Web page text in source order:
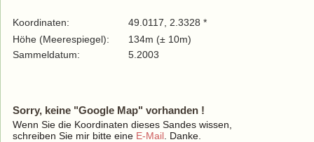
Koordinaten:
49.0117, 2.3328 *
Höhe (Meerespiegel):
134m (± 10m)
Sammeldatum:
5.2003
Sorry, keine "Google Map" vorhanden !
Wenn Sie die Koordinaten dieses Sandes wissen,
schreiben Sie mir bitte eine E-Mail . Danke.